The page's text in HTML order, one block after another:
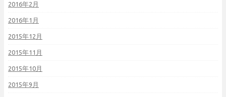
2016年2月
2016年1月
2015年12月
2015年11月
2015年10月
2015年9月